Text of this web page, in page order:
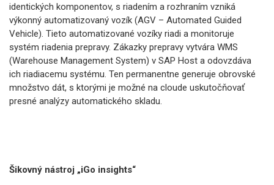
identických komponentov, s riadením a rozhraním vzniká
výkonný automatizovaný vozík (AGV – Automated Guided
Vehicle). Tieto automatizované vozíky riadi a monitoruje
systém riadenia prepravy. Zákazky prepravy vytvára WMS
(Warehouse Management System) v SAP Host a odovzdáva
ich riadiacemu systému. Ten permanentne generuje obrovské
množstvo dát, s ktorými je možné na cloude uskutočňovať
presné analýzy automatického skladu.
Šikovný nástroj „iGo insights“